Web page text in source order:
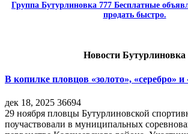
Группа Бутурлиновка 777 Бесплатные
продать быстро.
Новости Бутурлиновка
В копилке пловцов «золото», «серебро» и
дек 18, 2025 36694
29 ноября пловцы Бутурлиновской
поучаствовали в муниципальных